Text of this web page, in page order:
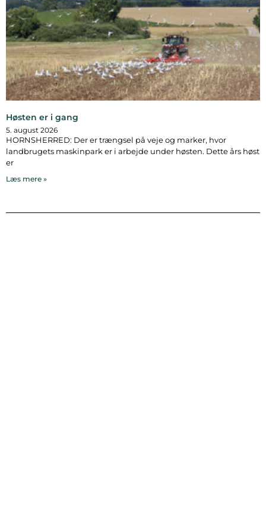
Høsten er i gang
5. august 2026
HORNSHERRED: Der er trængsel på veje og marker, hvor
landbrugets maskinpark er i arbejde under høsten. Dette års høst
er
Læs mere »